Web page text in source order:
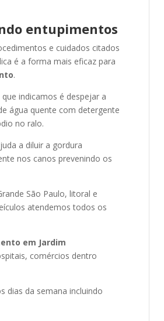
entupimentos
e cuidados citados
é a forma mais eficaz para
.
indicamos é despejar a
água quente com detergente
no ralo.
a diluir a gordura
nos canos prevenindo os
São Paulo, litoral e
atendemos todos os
em Jardim
comércios dentro
dias da semana incluindo